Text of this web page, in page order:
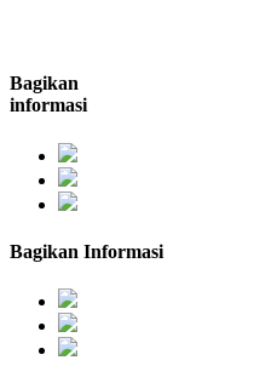
Bagikan
informasi
Bagikan Informasi